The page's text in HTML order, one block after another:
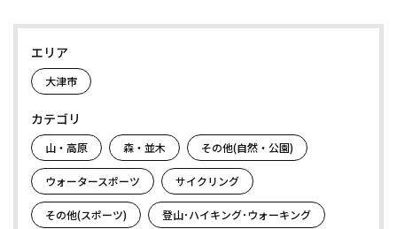
エリア
大津市
カテゴリ
山・高原 森・並木 その他(自然・公園)
ウォータースポーツ サイクリング
その他(スポーツ) 登山･ハイキング･ウォーキング